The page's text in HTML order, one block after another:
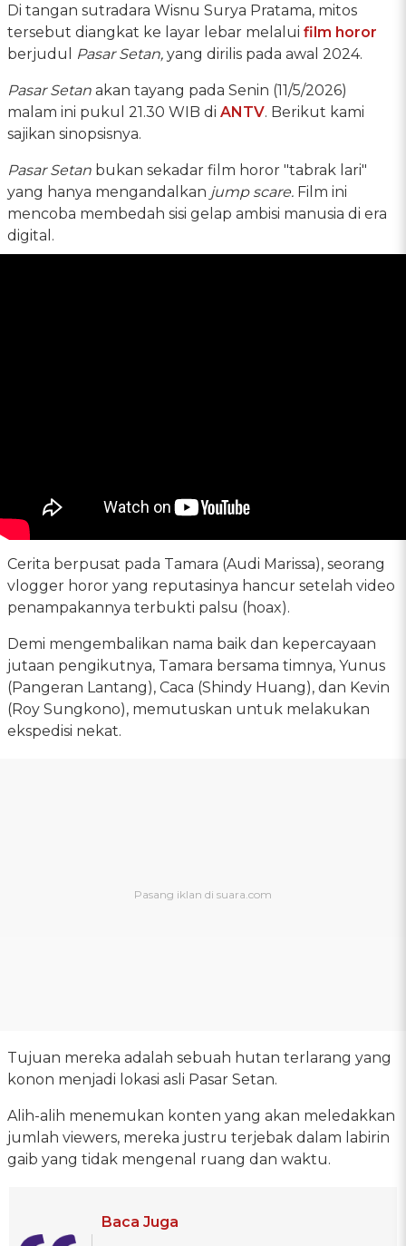
Di tangan sutradara Wisnu Surya Pratama, mitos
tersebut diangkat ke layar lebar melalui film horor
berjudul
Pasar Setan, yang dirilis pada awal 2024.
Pasar Setan akan tayang pada Senin (11/5/2026)
malam ini pukul 21.30 WIB di ANTV. Berikut kami
sajikan sinopsisnya.
Pasar Setan bukan sekadar film horor "tabrak lari"
yang hanya mengandalkan jump scare. Film ini
mencoba membedah sisi gelap ambisi manusia di era
digital.
Cerita berpusat pada Tamara (Audi Marissa), seorang
vlogger horor yang reputasinya hancur setelah video
penampakannya terbukti palsu (hoax).
Demi mengembalikan nama baik dan kepercayaan
jutaan pengikutnya, Tamara bersama timnya, Yunus
(Pangeran Lantang), Caca (Shindy Huang), dan Kevin
(Roy Sungkono), memutuskan untuk melakukan
ekspedisi nekat.
Tujuan mereka adalah sebuah hutan terlarang yang
konon menjadi lokasi asli Pasar Setan.
Alih-alih menemukan konten yang akan meledakkan
jumlah viewers, mereka justru terjebak dalam labirin
gaib yang tidak mengenal ruang dan waktu.
Baca Juga